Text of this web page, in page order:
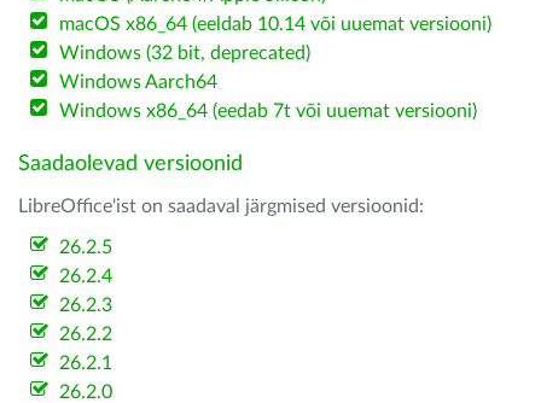
macOS x86_64 (eeldab 10.14 või uuemat versiooni)
Windows (32 bit, deprecated)
Windows Aarch64
Windows x86_64 (eedab 7t või uuemat versiooni)
Saadaolevad versioonid
LibreOffice'ist on saadaval järgmised versioonid:
26.2.5
26.2.4
26.2.3
26.2.2
26.2.1
26.2.0